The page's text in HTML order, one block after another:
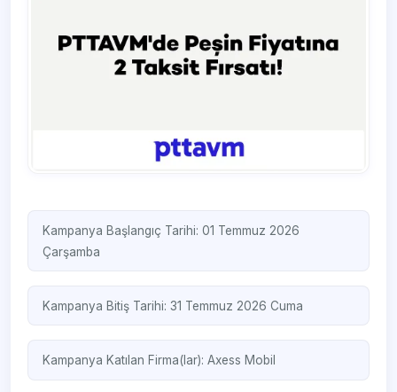
Kampanya Başlangıç Tarihi: 01 Temmuz 2026
Çarşamba
Kampanya Bitiş Tarihi: 31 Temmuz 2026 Cuma
Kampanya Katılan Firma(lar):Axess Mobil